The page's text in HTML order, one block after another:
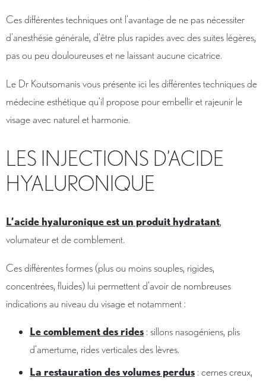
Ces différentes techniques ont l’avantage de ne pas nécessiter
d’anesthésie générale, d’être plus rapides avec des suites légères,
pas ou peu douloureuses et ne laissant aucune cicatrice.
Le Dr Koutsomanis vous présente ici les différentes techniques de
médecine esthétique qu’il propose pour embellir et rajeunir le
visage avec naturel et harmonie.
LES INJECTIONS D’ACIDE
HYALURONIQUE
L’acide hyaluronique est un produit hydratant,
volumateur et de comblement.
Ces différentes formes (plus ou moins souples, rigides,
concentrées, fluides) lui permettent d’avoir de nombreuses
indications au niveau du visage et notamment :
Le comblement des rides : sillons nasogéniens, plis
d’amertume, rides verticales des lèvres.
La restauration des volumes perdus : cernes creux,